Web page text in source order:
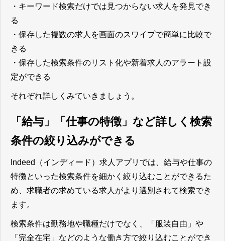
・キーワード検索だけでは見つからない求人を発見でき
る
・保存した複数の求人を画面のスワイプで簡単に比較で
きる
・保存した検索条件のリスト化や新着求人のアラート設
定ができる
それぞれ詳しくみていきましょう。
「給与」「仕事の特徴」など詳しく検索
条件の絞り込みができる
Indeed（インディード）求人アプリでは、給与や仕事の
特徴といった検索条件を細かく絞り込むことができるた
め、求職者の求めている求人がより選別されて検索でき
ます。
検索条件は勤務地や職種だけでなく、「服装自由」や
「完全在宅」などのような働き方で絞り込むことができ